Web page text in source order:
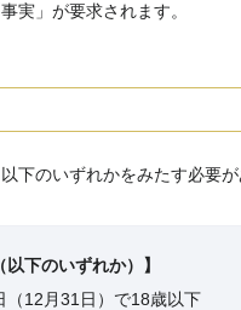
実」が要求されます。
下のいずれかをみたす必要が
以下のいずれか）】
（12月31日）で18歳以下